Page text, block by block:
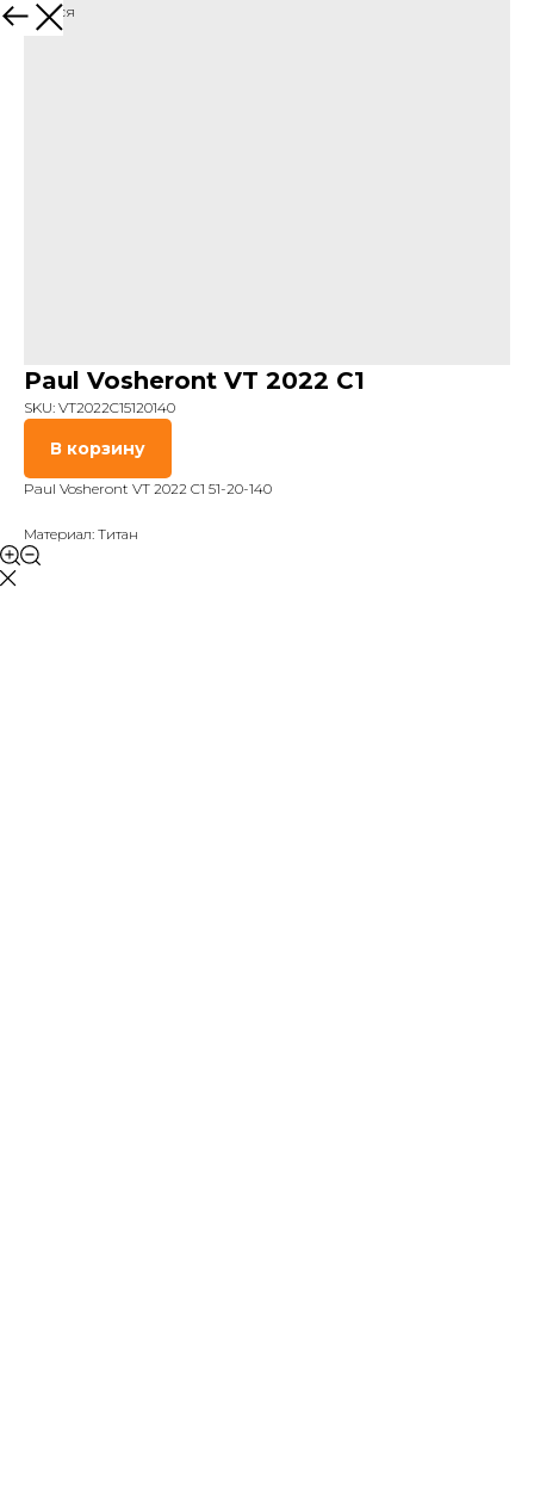
Вернуться
Paul Vosheront VT 2022 C1
SKU: VT2022C15120140
В корзину
Paul Vosheront VT 2022 C1 51-20-140
Материал: Титан